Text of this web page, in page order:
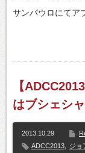
サンパウロにてア
【
はブシェシ
2013.10.29
ADCC2013
ジョ